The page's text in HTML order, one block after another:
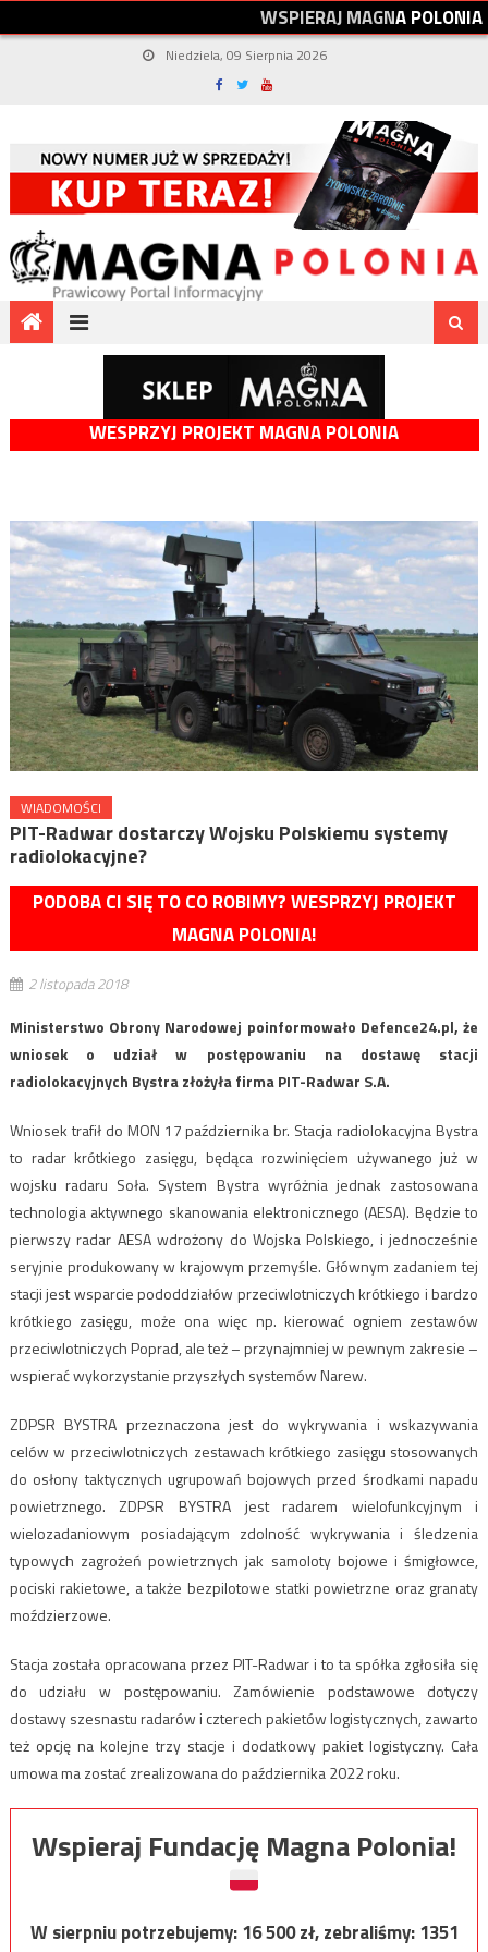
WSPIERAJMAGNAPOLONIA
Niedziela, 09 Sierpnia 2026
WESPRZYJ PROJEKT MAGNA POLONIA
WIADOMOŚCI
PIT-Radwar dostarczy Wojsku Polskiemu systemy
radiolokacyjne?
PODOBA CI SIĘ TO CO ROBIMY? WESPRZYJ PROJEKT
MAGNA POLONIA!
2 listopada 2018
Ministerstwo Obrony Narodowej poinformowało Defence24.pl, że
wniosek o udział w postępowaniu na dostawę stacji
radiolokacyjnych Bystra złożyła firma PIT-Radwar S.A.
Wniosek trafił do MON 17 października br. Stacja radiolokacyjna Bystra
to radar krótkiego zasięgu, będąca rozwinięciem używanego już w
wojsku radaru Soła. System Bystra wyróżnia jednak zastosowana
technologia aktywnego skanowania elektronicznego (AESA). Będzie to
pierwszy radar AESA wdrożony do Wojska Polskiego, i jednocześnie
seryjnie produkowany w krajowym przemyśle. Głównym zadaniem tej
stacji jest wsparcie pododdziałów przeciwlotniczych krótkiego i bardzo
krótkiego zasięgu, może ona więc np. kierować ogniem zestawów
przeciwlotniczych Poprad, ale też – przynajmniej w pewnym zakresie –
wspierać wykorzystanie przyszłych systemów Narew.
ZDPSR BYSTRA przeznaczona jest do wykrywania i wskazywania
celów w przeciwlotniczych zestawach krótkiego zasięgu stosowanych
do osłony taktycznych ugrupowań bojowych przed środkami napadu
powietrznego. ZDPSR BYSTRA jest radarem wielofunkcyjnym i
wielozadaniowym posiadającym zdolność wykrywania i śledzenia
typowych zagrożeń powietrznych jak samoloty bojowe i śmigłowce,
pociski rakietowe, a także bezpilotowe statki powietrzne oraz granaty
moździerzowe.
Stacja została opracowana przez PIT-Radwar i to ta spółka zgłosiła się
do udziału w postępowaniu. Zamówienie podstawowe dotyczy
dostawy szesnastu radarów i czterech pakietów logistycznych, zawarto
też opcję na kolejne trzy stacje i dodatkowy pakiet logistyczny. Cała
umowa ma zostać zrealizowana do października 2022 roku.
Wspieraj Fundację Magna Polonia!
W sierpniu potrzebujemy:16 500zł, zebraliśmy:1351